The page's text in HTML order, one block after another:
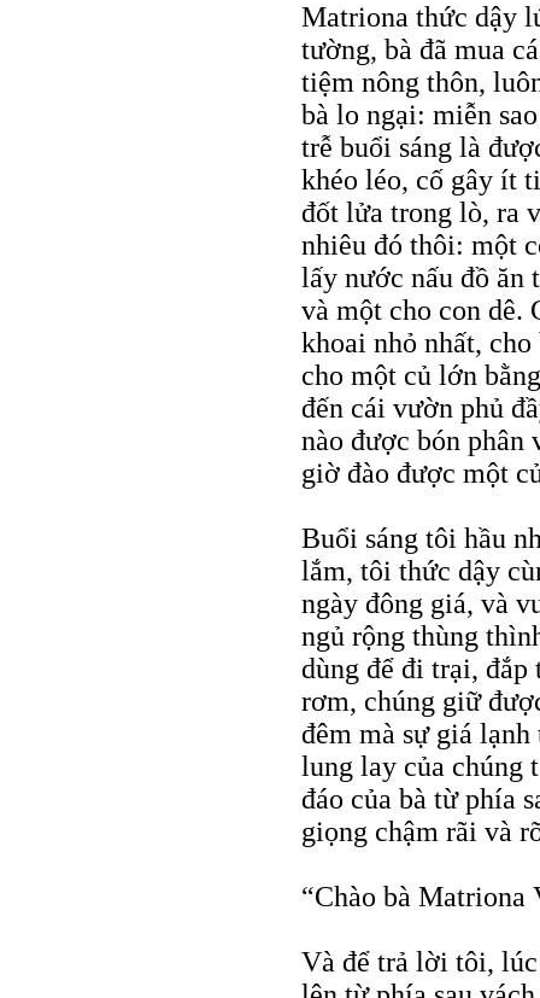
Matriona thức dậy
tường, bà đã mua
tiệm nông thôn,
bà lo ngại: miễn
trễ buổi sáng là
khéo léo, cố gây ít
đốt lửa trong lò, ra
nhiêu đó thôi: một
lấy nước nấu đồ ăn
và một cho con dê.
khoai nhỏ nhất,
cho một củ lớn
đến cái vườn phủ
nào được bón phân
giờ đào được một
Buổi sáng tôi hầu
lắm, tôi thức dậy
ngày đông giá, và
ngủ rộng thùng
dùng để đi trại, đắp
rơm, chúng giữ
đêm mà sự giá
lung lay của chúng
đáo của bà từ phía
giọng chậm rãi và
“Chào bà Matriona
Và để trả lời tôi,